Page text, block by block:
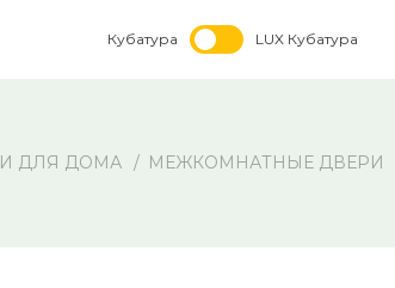
Кубатура LUX Кубатура
ДЛЯ ДОМА МЕЖКОМНАТНЫЕ ДВЕРИ